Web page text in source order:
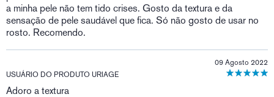
a minha pele não tem tido crises. Gosto da textura e da
sensação de pele saudável que fica. Só não gosto de usar no
rosto. Recomendo.
USUÁRIO DO PRODUTO URIAGE
09 Agosto 2022
Adoro a textura